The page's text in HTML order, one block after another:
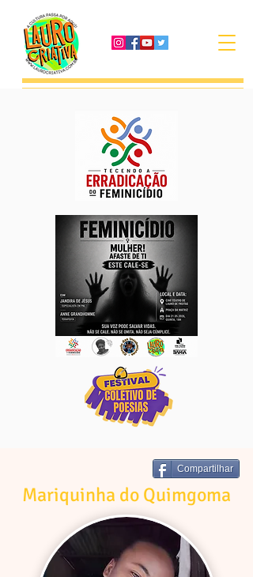
Compartilhar
Mariquinha do Quimgoma